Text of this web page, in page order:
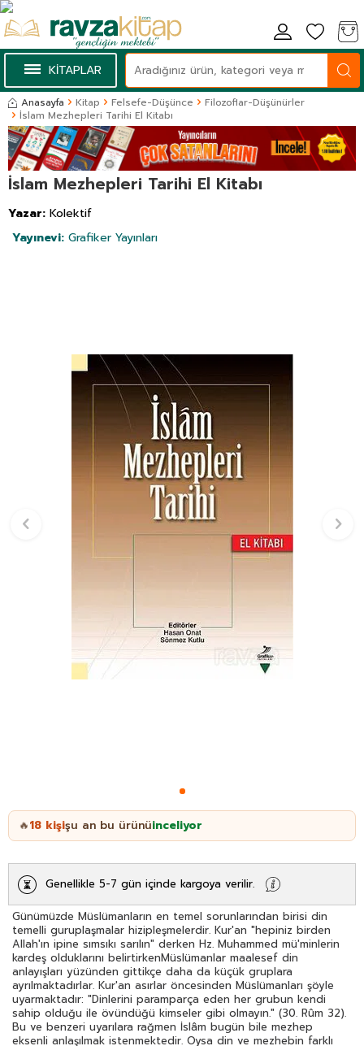
KİTAPLAR
Anasayfa Kitap Felsefe-Düşünce
Filozoflar-Düşünürler
İslam Mezhepleri Tarihi El Kitabı
İslam Mezhepleri Tarihi El Kitabı
Yazar: Kolektif
Yayınevi: Grafiker Yayınları
🔥18 kişişu an bu ürünüinceliyor
Genellikle 5-7 gün içinde kargoya verilir.
Günümüzde Müslümanların en temel sorunlarından birisi din
temelli guruplaşmalar hizipleşmelerdir. Kur'an "hepiniz birden
Allah'ın ipine sımsıkı sarılın" derken Hz. Muhammed mü'minlerin
kardeş olduklarını belirtirkenMüslümanlar maalesef din
anlayışları yüzünden gittikçe daha da küçük gruplara
ayrılmaktadırlar. Kur'an asırlar öncesinden Müslümanları şöyle
uyarmaktadır: "Dinlerini paramparça eden her grubun kendi
sahip olduğu ile övündüğü kimseler gibi olmayın." (30. Rûm 32).
Bu ve benzeri uyarılara rağmen İslâm bugün bile mezhep
eksenli anlaşılmak istenmektedir. Oysa din ve mezhebin farklı